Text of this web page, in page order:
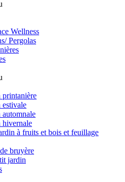
Wellness
Pergolas
printanière
estivale
automnale
hivernale
à fruits et bois et feuillage
bruyère
jardin